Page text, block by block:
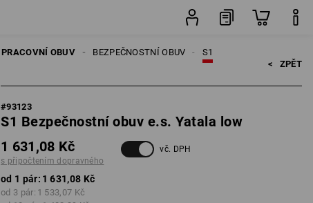
PRACOVNÍ OBUV S1
BEZPEČNOSTNÍ OBUV
< ZPĚT
#93123
S1 Bezpečnostní obuv e.s. Yatala low
1 631,08 Kč
s připočtením dopravného
vč. DPH
od 1 pár: 1 631,08 Kč
od 3 pár: 1 533,07 Kč